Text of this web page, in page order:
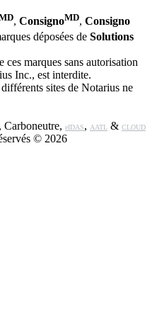
, ConsignoMD, Consigno
déposées de Solutions
marques sans autorisation
Inc., est interdite.
sites de Notarius ne
, Carboneutre, eIDAS, AATL & CLOUD
© 2026